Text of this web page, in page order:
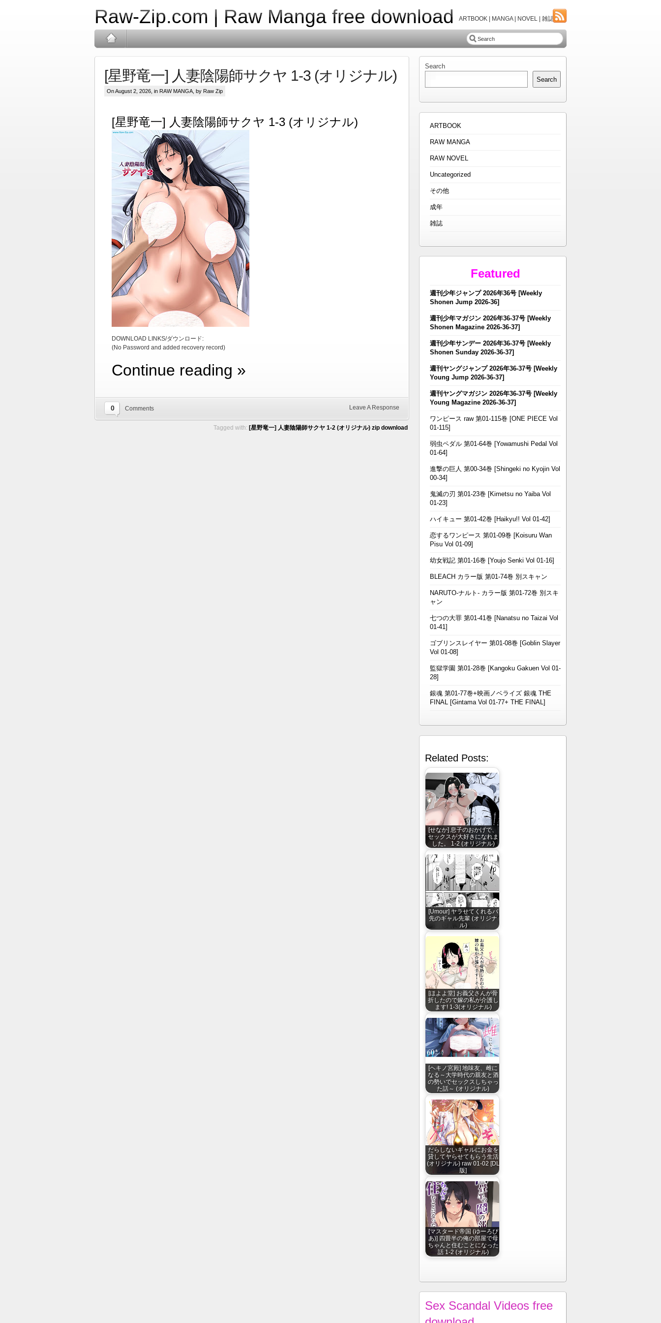
Raw-Zip.com | Raw Manga free download ARTBOOK | MANGA | NOVEL | 雑誌
[星野竜一] 人妻陰陽師サクヤ 1-3 (オリジナル)
On August 2, 2026, in RAW MANGA , by Raw Zip
[星野竜一] 人妻陰陽師サクヤ 1-3 (オリジナル)
DOWNLOAD LINKS/ダウンロード:
(No Password and added recovery record)
Continue reading »
0 Comments Leave A Response
Tagged with: [星野竜一] 人妻陰陽師サクヤ 1-2 (オリジナル) zip download
Search
Search
ARTBOOK
RAW MANGA
RAW NOVEL
Uncategorized
その他
成年
雑誌
Featured
週刊少年ジャンプ 2026年36号 [Weekly
Shonen Jump 2026-36]
週刊少年マガジン 2026年36-37号 [Weekly
Shonen Magazine 2026-36-37]
週刊少年サンデー 2026年36-37号 [Weekly
Shonen Sunday 2026-36-37]
週刊ヤングジャンプ 2026年36-37号 [Weekly
Young Jump 2026-36-37]
週刊ヤングマガジン 2026年36-37号 [Weekly
Young Magazine 2026-36-37]
ワンピース raw 第01-115巻 [ONE PIECE Vol
01-115]
弱虫ペダル 第01-64巻 [Yowamushi Pedal Vol
01-64]
進撃の巨人 第00-34巻 [Shingeki no Kyojin Vol
00-34]
鬼滅の刃 第01-23巻 [Kimetsu no Yaiba Vol
01-23]
ハイキュー 第01-42巻 [Haikyu!! Vol 01-42]
恋するワンピース 第01-09巻 [Koisuru Wan
Pisu Vol 01-09]
幼女戦記 第01-16巻 [Youjo Senki Vol 01-16]
BLEACH カラー版 第01-74巻 別スキャン
NARUTO-ナルト- カラー版 第01-72巻 別スキ
ャン
七つの大罪 第01-41巻 [Nanatsu no Taizai Vol
01-41]
ゴブリンスレイヤー 第01-08巻 [Goblin Slayer
Vol 01-08]
監獄学園 第01-28巻 [Kangoku Gakuen Vol 01-
28]
銀魂 第01-77巻+映画ノベライズ 銀魂 THE
FINAL [Gintama Vol 01-77+ THE FINAL]
Related Posts:
[せなか] 息子のおかげで、
セックスが大好きになれま
した。 1-2 (オリジナル)
[Umour] ヤラせてくれるバ
先のギャル先輩 (オリジナ
ル)
[ほよよ堂] お義父さんが骨
折したので嫁の私が介護し
ます! 1-3(オリジナル)
[ヘキノ宮殿] 地味友、雌に
なる～大学時代の親友と酒
の勢いでセックスしちゃっ
た話～ (オリジナル)
だらしないギャルにお金を
貸してヤらせてもらう生活
(オリジナル) raw 01-02 [DL
版]
[マスタード帝国 (ゆーろぴ
あ)] 四畳半の俺の部屋で母
ちゃんと住むことになった
話 1-2 (オリジナル)
Sex Scandal Videos free